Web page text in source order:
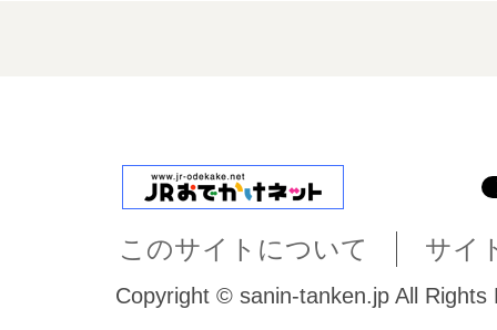
このサイトについて サイ
Copyright © sanin-tanken.jp All Rights